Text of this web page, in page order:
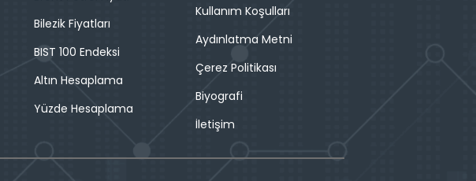
Bilezik Fiyatları
BIST 100 Endeksi
Altın Hesaplama
Yüzde Hesaplama
Kullanım Koşulları
Aydınlatma Metni
Çerez Politikası
Biyografi
İletişim